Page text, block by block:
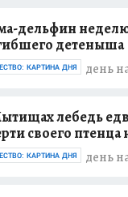
дельфин
детеныша
день
КАРТИНА ДНЯ
лебедь
своего птенца
день
КАРТИНА ДНЯ